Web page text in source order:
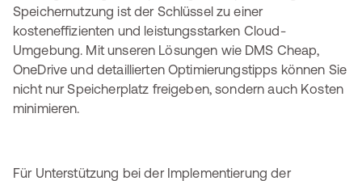
Speichernutzung ist der Schlüssel zu einer
kosteneffizienten und leistungsstarken Cloud-
Umgebung. Mit unseren Lösungen wie DMS Cheap,
OneDrive und detaillierten Optimierungstipps können Sie
nicht nur Speicherplatz freigeben, sondern auch Kosten
minimieren.
Für Unterstützung bei der Implementierung der